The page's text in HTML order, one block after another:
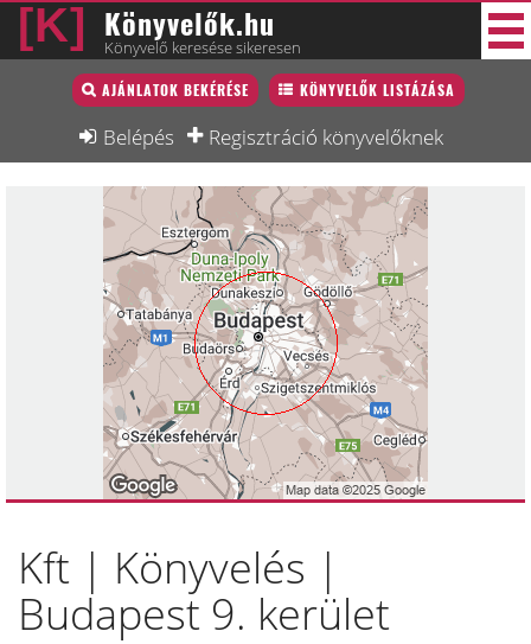
Könyvelők.hu
Könyvelő keresése sikeresen
AJÁNLATOK BEKÉRÉSE KÖNYVELŐK LISTÁZÁSA
Belépés Regisztráció könyvelőknek
Könyvelő lista
Könyvelési munkák
Képzésnaptár
Kft | Könyvelés |
Budapest 9. kerület